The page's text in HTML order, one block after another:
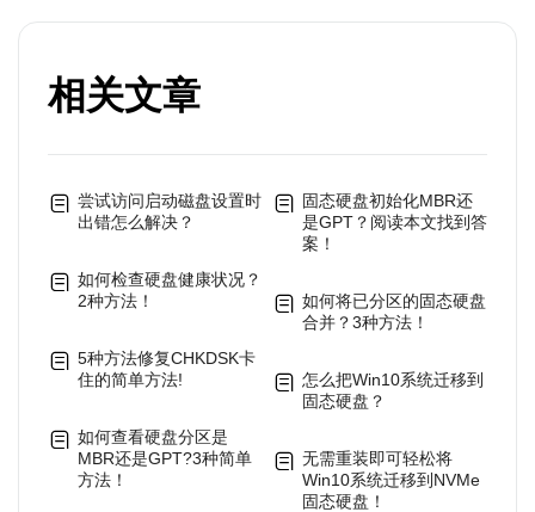
相关文章
尝试访问启动磁盘设置时
出错怎么解决？
如何检查硬盘健康状况？
2种方法！
5种方法修复CHKDSK卡
住的简单方法!
如何查看硬盘分区是
MBR还是GPT?3种简单
方法！
固态硬盘初始化MBR还
是GPT？阅读本文找到答
案！
如何将已分区的固态硬盘
合并？3种方法！
怎么把Win10系统迁移到
固态硬盘？
无需重装即可轻松将
Win10系统迁移到NVMe
固态硬盘！